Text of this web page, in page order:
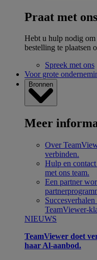
Praat met
Hebt u hulp nodig om
bestelling te plaatsen
Spreek met ons
Voor grote
Bronnen
Meer
Over
verbinden.
Hulp en contact
met ons team.
Een partner
Succesverhalen
TeamViewer-
NIEUWS
TeamViewer doet
haar Al-aanbod.